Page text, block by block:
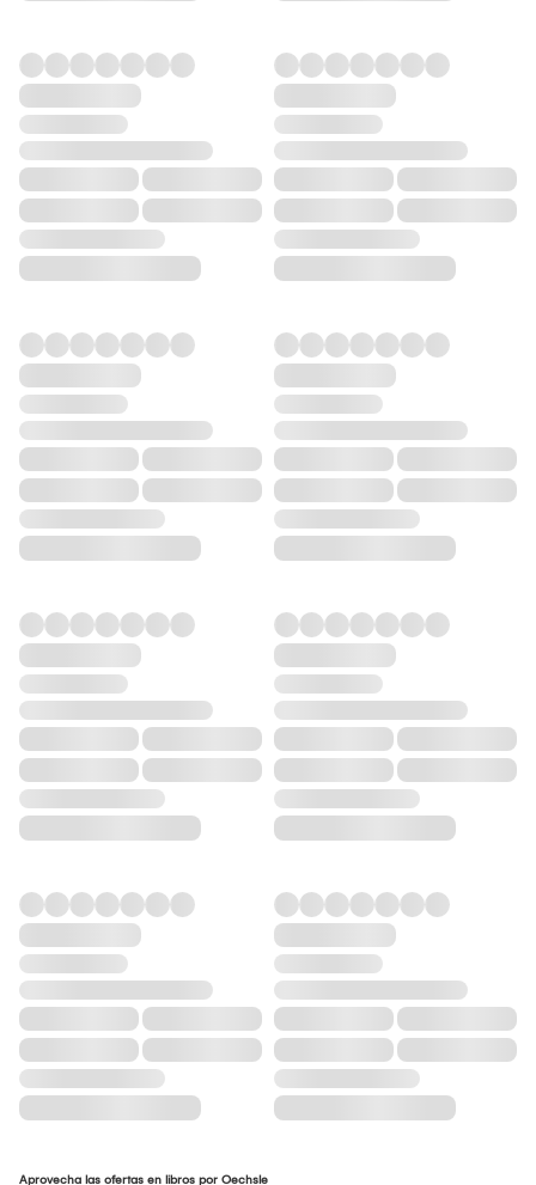
Aprovecha las ofertas en libros por Oechsle